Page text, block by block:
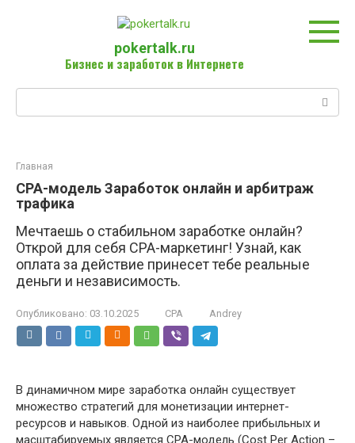
pokertalk.ru
Бизнес и заработок в Интернете
Главная
CPA-модель Заработок онлайн и арбитраж
трафика
Мечтаешь о стабильном заработке онлайн?
Открой для себя CPA-маркетинг! Узнай, как
оплата за действие принесет тебе реальные
деньги и независимость.
Опубликовано: 03.10.2025 CPA Andrey
В динамичном мире заработка онлайн существует
множество стратегий для монетизации интернет-
ресурсов и навыков. Одной из наиболее прибыльных и
масштабируемых является CPA-модель (Cost Per Action –